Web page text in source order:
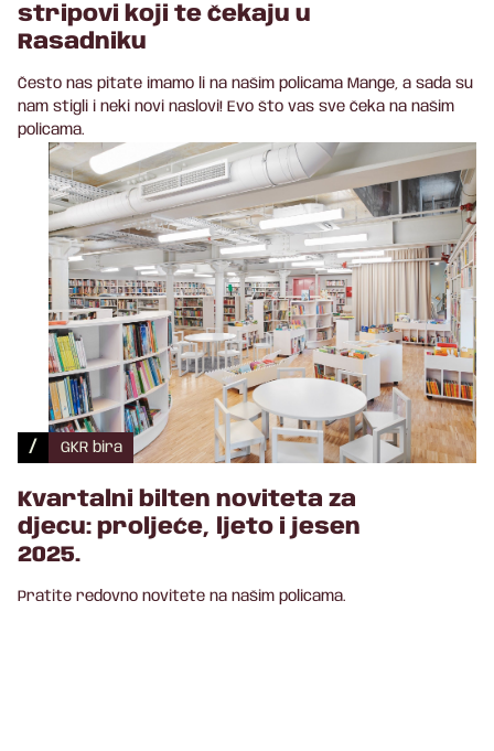
stripovi koji te čekaju u
Rasadniku
Često nas pitate imamo li na našim policama Mange, a sada su
nam stigli i neki novi naslovi! Evo što vas sve čeka na našim
policama.
/ GKR bira
Kvartalni bilten noviteta za
djecu: proljeće, ljeto i jesen
2025.
Pratite redovno novitete na našim policama.